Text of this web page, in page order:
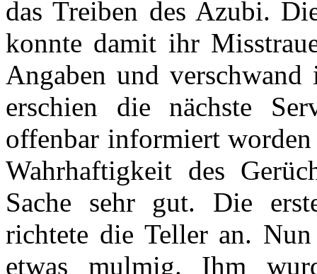
das Treiben des Azubi.
konnte damit ihr
Angaben und
erschien die nächste
offenbar informiert
Wahrhaftigkeit des
Sache sehr gut. Die
richtete die Teller an.
etwas mulmig. Ihm